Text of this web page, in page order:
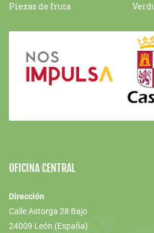
Piezas de fruta
OFICINA CENTRAL
Dirección
Calle Astorga 28 Bajo
24009 León (España)